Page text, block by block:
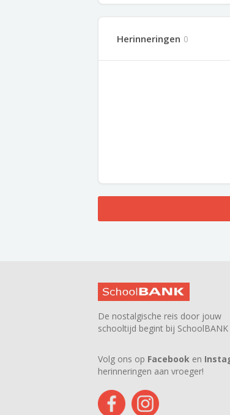
Herinneringen 0
De nostalgische reis door jouw
schooltijd begint bij SchoolBANK
Volg ons op Facebook en
herinneringen aan vroeger!